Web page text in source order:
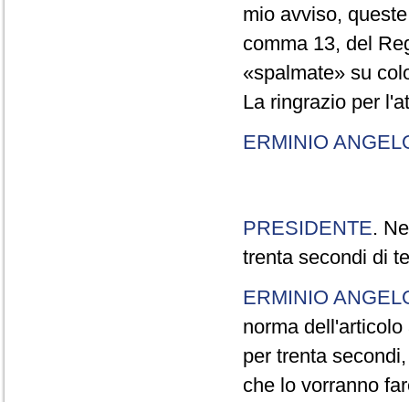
mio avviso,
comma 13, del
«spalmate» su
La ringrazio per
ERMINIO
PRESIDENTE.
trenta secondi di
ERMINIO
norma
per trenta
che lo vorranno